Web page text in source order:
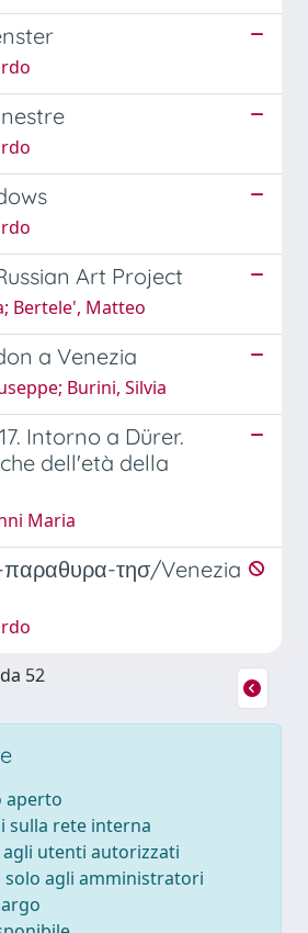
Art Project
Bertele', Matteo
a Venezia
Burini, Silvia
Intorno a Dürer.
dell'età della
Maria
παραθυρα-τησ/Venezia
52
aperto
sulla rete interna
utenti autorizzati
agli amministratori